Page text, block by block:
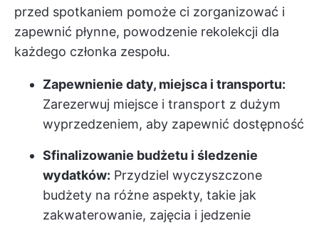
przed spotkaniem pomoże ci zorganizować i
zapewnić płynne, powodzenie rekolekcji dla
każdego członka zespołu.
Zapewnienie daty, miejsca i transportu:
Zarezerwuj miejsce i transport z dużym
wyprzedzeniem, aby zapewnić dostępność
Sfinalizowanie budżetu i śledzenie
wydatków: Przydziel wyczyszczone
budżety na różne aspekty, takie jak
zakwaterowanie, zajęcia i jedzenie